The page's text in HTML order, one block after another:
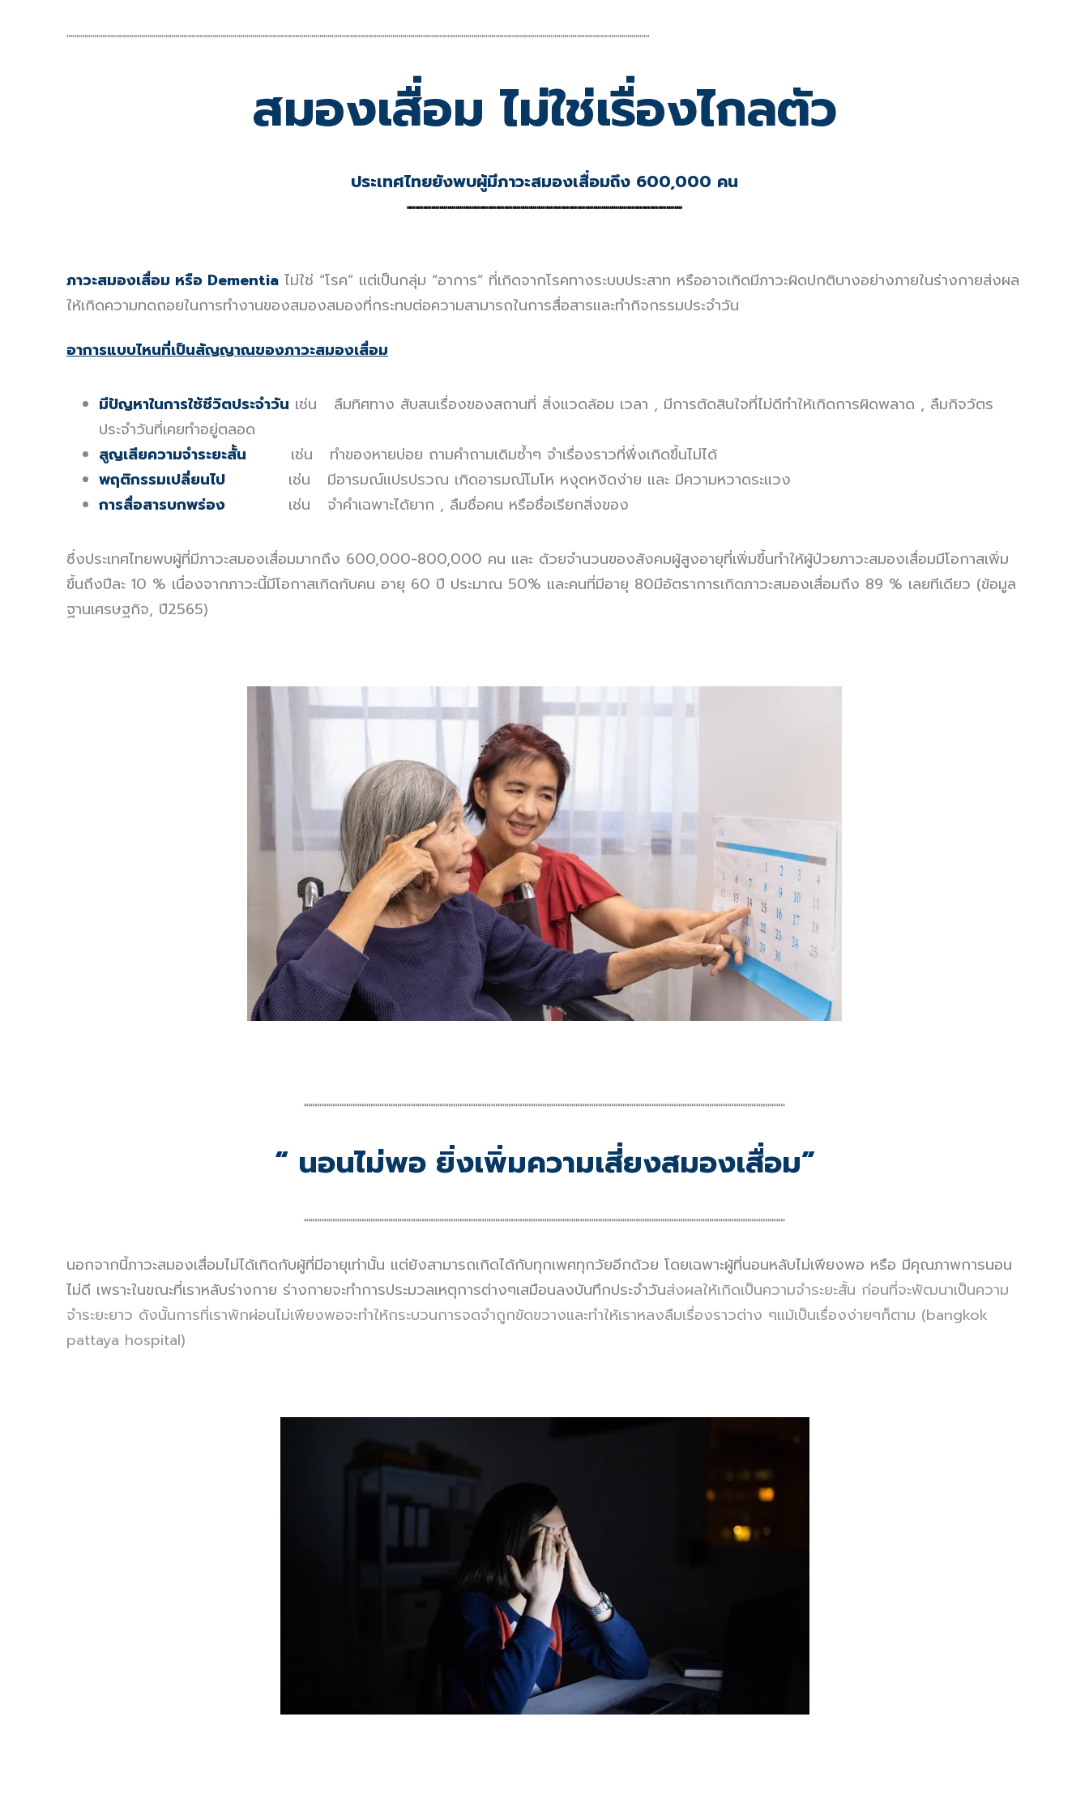
┉┉┉┉┉┉┉┉┉┉┉┉┉┉┉┉┉┉┉┉┉┉┉┉┉┉┉┉┉┉┉┉┉┉┉┉┉┉┉┉┉┉┉┉┉┉┉┉┉┉┉┉┉┉┉┉┉┉┉┉┉┉┉┉┉┉┉┉┉┉┉┉
สมองเสื่อม ไม่ใช่เรื่องไกลตัว
ประเทศไทยยังพบผู้มีภาวะสมองเสื่อมถึง 600,000 คน
┉┉┉┉┉┉┉┉┉┉┉┉┉┉┉┉┉┉┉┉┉┉┉┉┉┉┉┉┉┉┉┉┉┉
ภาวะสมองเสื่อม หรือ Dementia ไม่ใช่ “โรค” แต่เป็นกลุ่ม “อาการ” ที่เกิดจากโรคทางระบบประสาท หรืออาจเกิดมีภาวะผิดปกติบางอย่างภายในร่างกายส่งผล
ให้เกิดความทดถอยในการทำงานของสมองสมองที่กระทบต่อความสามารถในการสื่อสารและทำกิจกรรมประจำวัน
อาการแบบไหนที่เป็นสัญญาณของภาวะสมองเสื่อม
มีปัญหาในการใช้ชีวิตประจำวัน เช่น ลืมทิศทาง สับสนเรื่องของสถานที่ สิ่งแวดล้อม เวลา , มีการตัดสินใจที่ไม่ดีทำให้เกิดการผิดพลาด , ลืมกิจวัตร
ประจำวันที่เคยทำอยู่ตลอด
สูญเสียความจำระยะสั้น
เช่น ทำของหายบ่อย ถามคำถามเดิมซ้ำๆ จำเรื่องราวที่พึ่งเกิดขึ้นไม่ได้
พฤติกรรมเปลี่ยนไป
เช่น มีอารมณ์แปรปรวณ เกิดอารมณ์โมโห หงุดหงิดง่าย และ มีความหวาดระแวง
การสื่อสารบกพร่อง
เช่น จำคำเฉพาะได้ยาก , ลืมชื่อคน หรือชื่อเรียกสิ่งของ
ซึ่งประเทศไทยพบผู้ที่มีภาวะสมองเสื่อมมากถึง 600,000-800,000 คน และ ด้วยจำนวนของสังคมผู้สูงอายุที่เพิ่มขึ้นทำให้ผู้ป่วยภาวะสมองเสื่อมมีโอกาสเพิ่ม
ขึ้นถึงปีละ 10 % เนื่องจากภาวะนี้มีโอกาสเกิดกับคน อายุ 60 ปี ประมาณ 50% และคนที่มีอายุ 80มีอัตราการเกิดภาวะสมองเสื่อมถึง 89 % เลยทีเดียว (ข้อมูล
ฐานเศรษฐกิจ, ปี2565)
┉┉┉┉┉┉┉┉┉┉┉┉┉┉┉┉┉┉┉┉┉┉┉┉┉┉┉┉┉┉┉┉┉┉┉┉┉┉┉┉┉┉┉┉┉┉┉┉┉┉┉┉┉┉
“ นอนไม่พอ ยิ่งเพิ่มความเสี่ยงสมองเสื่อม”
┉┉┉┉┉┉┉┉┉┉┉┉┉┉┉┉┉┉┉┉┉┉┉┉┉┉┉┉┉┉┉┉┉┉┉┉┉┉┉┉┉┉┉┉┉┉┉┉┉┉┉┉┉┉
นอกจากนี้ภาวะสมองเสื่อมไม่ได้เกิดกับผู้ที่มีอายุเท่านั้น แต่ยังสามารถเกิดได้กับทุกเพศทุกวัยอีกด้วย โดยเฉพาะผู้ที่นอนหลับไม่เพียงพอ หรือ มีคุณภาพการนอน
ไม่ดี เพราะในขณะที่เราหลับร่างกาย ร่างกายจะทำการประมวลเหตุการต่างๆเสมือนลงบันทึกประจำวันส่งผลให้เกิดเป็นความจำระยะสั้น ก่อนที่จะพัฒนาเป็นความ
จำระยะยาว ดังนั้นการที่เราพักผ่อนไม่เพียงพอจะทำให้กระบวนการจดจำถูกขัดขวางและทำให้เราหลงลืมเรื่องราวต่าง ๆแม้เป็นเรื่องง่ายๆก็ตาม (bangkok
pattaya hospital)